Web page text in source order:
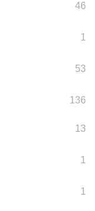
46
1
53
136
13
1
1